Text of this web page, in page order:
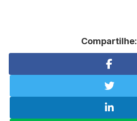
Compartilhe: